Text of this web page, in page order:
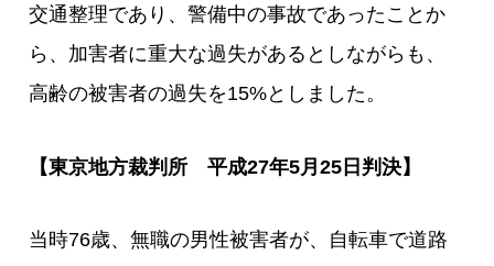
交通整理であり、警備中の事故であったことか
ら、加害者に重大な過失があるとしながらも、
高齢の被害者の過失を15%としました。
【東京地方裁判所 平成27年5月25日判決】
当時76歳、無職の男性被害者が、自転車で道路